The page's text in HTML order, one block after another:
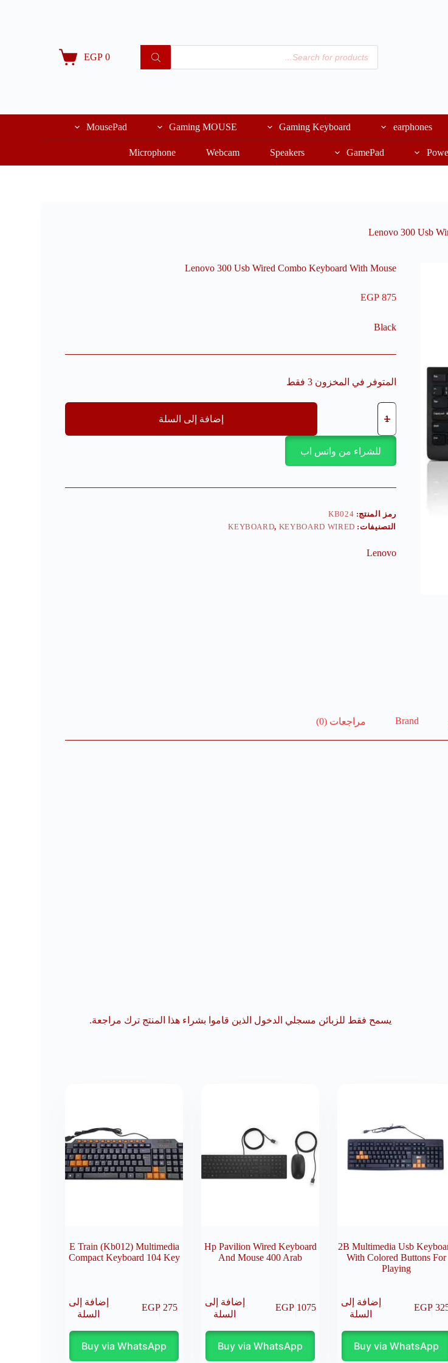
ى
EGP 0
earphones
Gaming Keyboard
Gaming MOUSE
MousePad
GamePad
Speakers
Webcam
Microphone
Lenovo 300 Usb
Lenovo 300 Usb Wired Combo Keyboard With Mouse
EGP 875
Black
المتوفر في المخزون 3 فقط
إضافة إلى السلة
للشراء من واتس اب
رمز المنتج: KB024
التصنيفات:
KEYBOARD, KEYBOARD WIRED
Lenovo
Brand مراجعات (0)
يسمح فقط للزبائن مسجلي الدخول الذين قاموا بشراء هذا المنتج ترك مراجعة.
2B Multimedia Usb
With Colored Buttons For
Playing
EGP
إضافة إلى
السلة
Buy via WhatsApp
Hp Pavilion Wired Keyboard
And Mouse 400 Arab
EGP 1075
إضافة إلى
السلة
Buy via WhatsApp
E Train (Kb012) Multimedia
Compact Keyboard 104 Key
EGP 275
إضافة إلى
السلة
Buy via WhatsApp